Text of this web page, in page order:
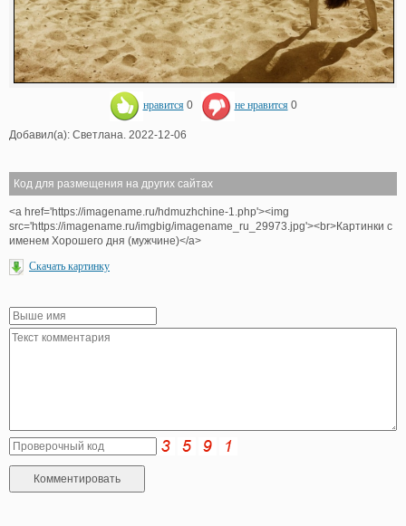
нравится 0 не нравится 0
Добавил(а): Светлана. 2022-12-06
Код для размещения на других сайтах
<a href='https://imagename.ru/hdmuzhchine-1.php'><img
src='https://imagename.ru/imgbig/imagename_ru_29973.jpg'><br>Картинки с
именем Хорошего дня (мужчине)</a>
Скачать картинку